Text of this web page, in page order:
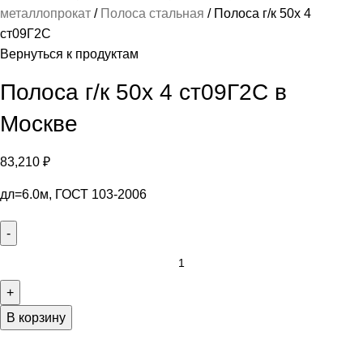
металлопрокат
Полоса стальная
Полоса г/к 50х 4
ст09Г2С
Вернуться к продуктам
Полоса г/к 50х 4 ст09Г2С в
Москве
83,210 ₽
дл=6.0м, ГОСТ 103-2006
В корзину